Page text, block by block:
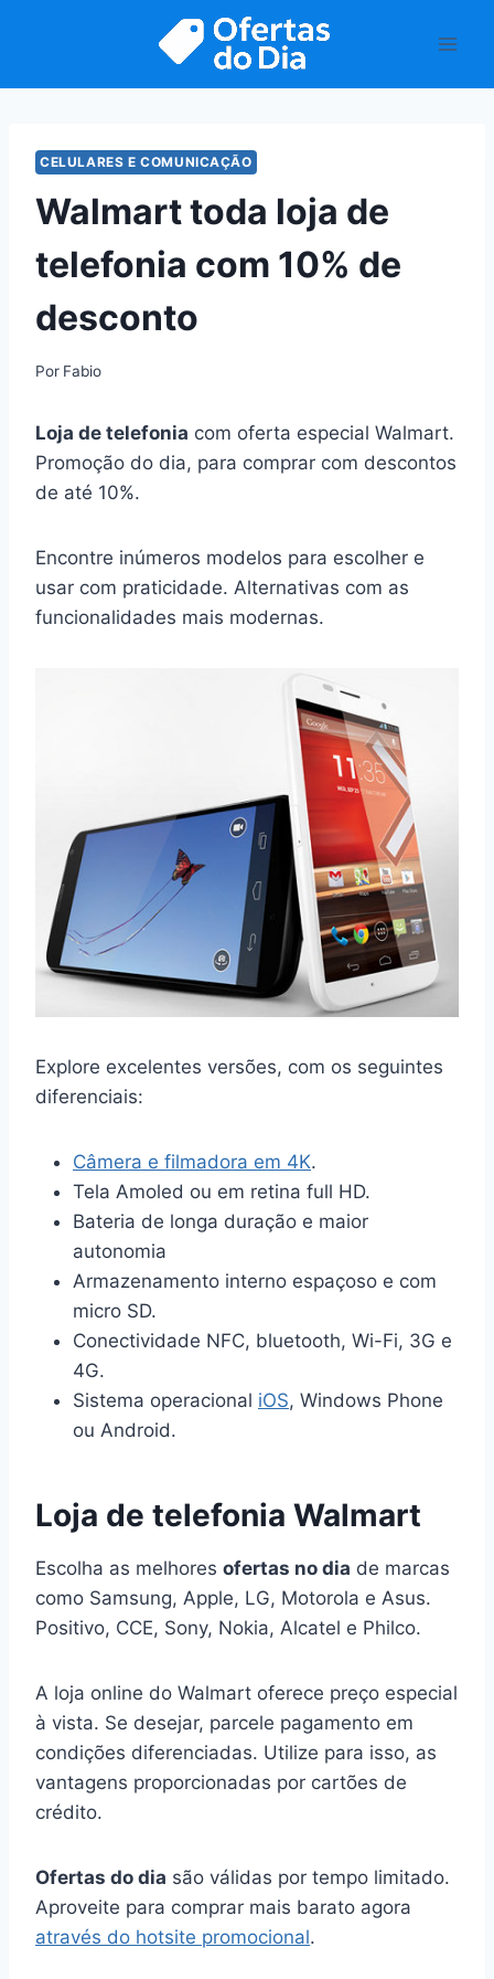
CELULARES E COMUNICAÇÃO
Walmart toda loja de
telefonia com 10% de
desconto
Por Fabio
Loja de telefonia com oferta especial Walmart.
Promoção do dia, para comprar com descontos
de até 10%.
Encontre inúmeros modelos para escolher e
usar com praticidade. Alternativas com as
funcionalidades mais modernas.
Explore excelentes versões, com os seguintes
diferenciais:
Câmera e filmadora em 4K.
Tela Amoled ou em retina full HD.
Bateria de longa duração e maior
autonomia
Armazenamento interno espaçoso e com
micro SD.
Conectividade NFC, bluetooth, Wi-Fi, 3G e
4G.
Sistema operacional iOS, Windows Phone
ou Android.
Loja de telefonia Walmart
Escolha as melhores ofertas no dia de marcas
como Samsung, Apple, LG, Motorola e Asus.
Positivo, CCE, Sony, Nokia, Alcatel e Philco.
A loja online do Walmart oferece preço especial
à vista. Se desejar, parcele pagamento em
condições diferenciadas. Utilize para isso, as
vantagens proporcionadas por cartões de
crédito.
Ofertas do dia são válidas por tempo limitado.
Aproveite para comprar mais barato agora
através do hotsite promocional.